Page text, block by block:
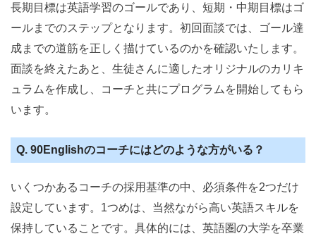
長期目標は英語学習のゴールであり、短期・中期目標はゴ
ールまでのステップとなります。初回面談では、ゴール達
成までの道筋を正しく描けているのかを確認いたします。
面談を終えたあと、生徒さんに適したオリジナルのカリキ
ュラムを作成し、コーチと共にプログラムを開始してもら
います。
Q. 90Englishのコーチにはどのような方がいる？
いくつかあるコーチの採用基準の中、必須条件を2つだけ
設定しています。1つめは、当然ながら高い英語スキルを
保持していることです。具体的には、英語圏の大学を卒業